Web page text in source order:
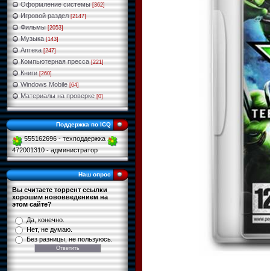
Оформление системы [362]
Игровой раздел [2147]
Фильмы [2053]
Музыка [143]
Аптека [247]
Компьютерная пресса [221]
Книги [260]
Windows Mobile [64]
Материалы на проверке [0]
Поддержка по ICQ
555162696 - техподдержка
472001310 - администратор
Наш опрос
Вы считаете торрент ссылки
хорошим нововведением на
этом сайте?
Да, конечно.
Нет, не думаю.
Без разницы, не пользуюсь.